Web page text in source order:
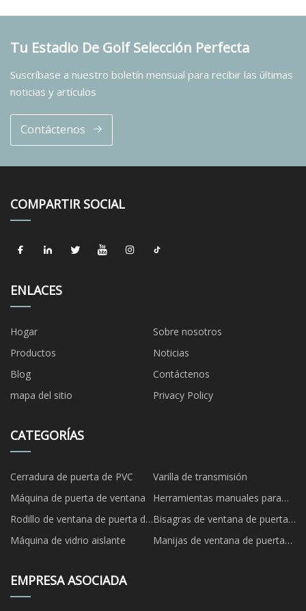
Tu Estadio De Golf Selección Perfecta
Suscríbase a nuestro boletín mensual para recibir las últimas
noticias y artículos
Contáctenos
COMPARTIR SOCIAL
ENLACES
Hogar
Sobre nosotros
Productos
Noticias
Blog
Contáctenos
mapa del sitio
Privacy Policy
CATEGORÍAS
Cerradura de puerta de PVC
Varilla de transmisión
Máquina de puerta de ventana
Herramientas manuales para
puertas y ventanas
Rodillo de ventana de puerta de
UPVC
Bisagras de ventana de puerta
de UPVC
Máquina de vidrio aislante
Manijas de ventana de puerta
EMPRESA ASOCIADA